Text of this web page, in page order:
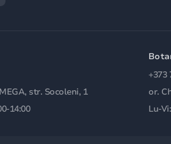
str. Socoleni, 1
14:00
+373
or.
Lu-